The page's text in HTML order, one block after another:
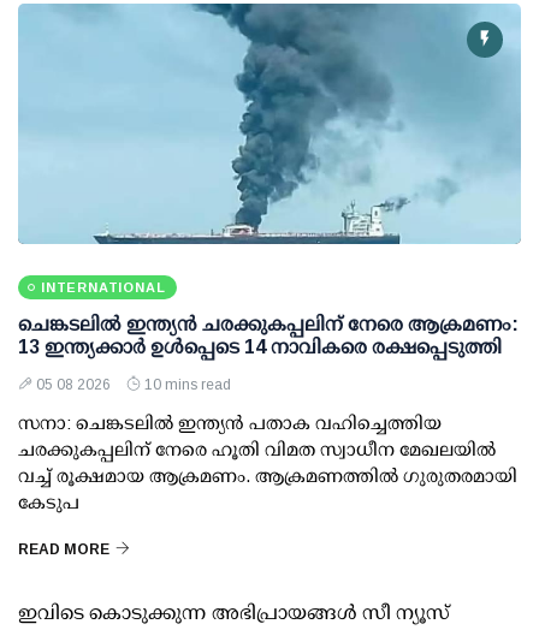
INTERNATIONAL
ചെങ്കടലില്‍ ഇന്ത്യന്‍ ചരക്കുകപ്പലിന് നേരെ ആക്രമണം:
13 ഇന്ത്യക്കാര്‍ ഉള്‍പ്പെടെ 14 നാവികരെ രക്ഷപ്പെടുത്തി
05 08 2026 10 mins read
സനാ: ചെങ്കടലില്‍ ഇന്ത്യന്‍ പതാക വഹിച്ചെത്തിയ
ചരക്കുകപ്പലിന് നേരെ ഹൂതി വിമത സ്വാധീന മേഖലയില്‍
വച്ച് രൂക്ഷമായ ആക്രമണം. ആക്രമണത്തില്‍ ഗുരുതരമായി
കേടുപ
READ MORE
ഇവിടെ കൊടുക്കുന്ന അഭിപ്രായങ്ങള്‍ സീ ന്യൂസ്